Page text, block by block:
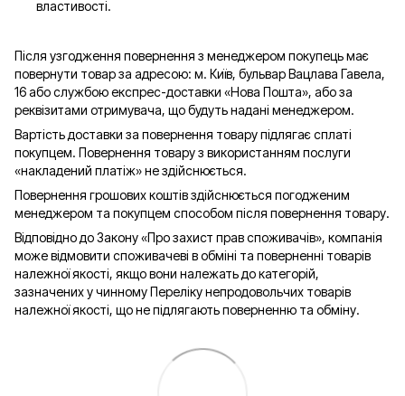
властивості.
Після узгодження повернення з менеджером покупець має
повернути товар за адресою: м. Київ, бульвар Вацлава Гавела,
16 або службою експрес-доставки «Нова Пошта», або за
реквізитами отримувача, що будуть надані менеджером.
Вартість доставки за повернення товару підлягає сплаті
покупцем. Повернення товару з використанням послуги
«накладений платіж» не здійснюється.
Повернення грошових коштів здійснюється погодженим
менеджером та покупцем способом після повернення товару.
Відповідно до Закону «Про захист прав споживачів», компанія
може відмовити споживачеві в обміні та поверненні товарів
належної якості, якщо вони належать до категорій,
зазначених у чинному Переліку непродовольчих товарів
належної якості, що не підлягають поверненню та обміну.